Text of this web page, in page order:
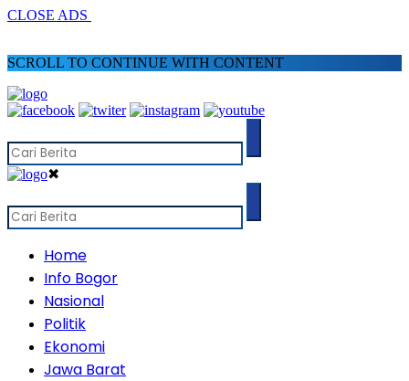
CLOSE ADS
SCROLL TO CONTINUE WITH CONTENT
✖
Home
Info Bogor
Nasional
Politik
Ekonomi
Jawa Barat